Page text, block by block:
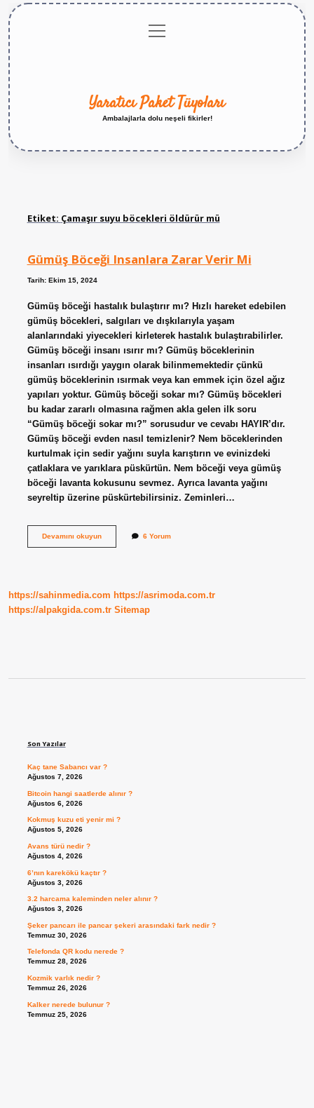
menüyü
aç
Yaratıcı Paket Tüyoları
Ambalajlarla dolu neşeli fikirler!
Etiket: Çamaşır suyu böcekleri öldürür mü
Gümüş Böceği Insanlara Zarar Verir Mi
Tarih: Ekim 15, 2024
Gümüş böceği hastalık bulaştırır mı? Hızlı hareket edebilen
gümüş böcekleri, salgıları ve dışkılarıyla yaşam
alanlarındaki yiyecekleri kirleterek hastalık bulaştırabilirler.
Gümüş böceği insanı ısırır mı? Gümüş böceklerinin
insanları ısırdığı yaygın olarak bilinmemektedir çünkü
gümüş böceklerinin ısırmak veya kan emmek için özel ağız
yapıları yoktur. Gümüş böceği sokar mı? Gümüş böcekleri
bu kadar zararlı olmasına rağmen akla gelen ilk soru
“Gümüş böceği sokar mı?” sorusudur ve cevabı HAYIR’dır.
Gümüş böceği evden nasıl temizlenir? Nem böceklerinden
kurtulmak için sedir yağını suyla karıştırın ve evinizdeki
çatlaklara ve yarıklara püskürtün. Nem böceği veya gümüş
böceği lavanta kokusunu sevmez. Ayrıca lavanta yağını
seyreltip üzerine püskürtebilirsiniz. Zeminleri…
Devamını okuyunGümüş
6 Yorum
https://sahinmedia.com https://asrimoda.com.tr
https://alpakgida.com.tr Sitemap
Son Yazılar
Kaç tane Sabancı var ?
Ağustos 7, 2026
Bitcoin hangi saatlerde alınır ?
Ağustos 6, 2026
Kokmuş kuzu eti yenir mi ?
Ağustos 5, 2026
Avans türü nedir ?
Ağustos 4, 2026
6’nın karekökü kaçtır ?
Ağustos 3, 2026
3.2 harcama kaleminden neler alınır ?
Ağustos 3, 2026
Şeker pancarı ile pancar şekeri arasındaki fark nedir ?
Temmuz 30, 2026
Telefonda QR kodu nerede ?
Temmuz 28, 2026
Kozmik varlık nedir ?
Temmuz 26, 2026
Kalker nerede bulunur ?
Temmuz 25, 2026